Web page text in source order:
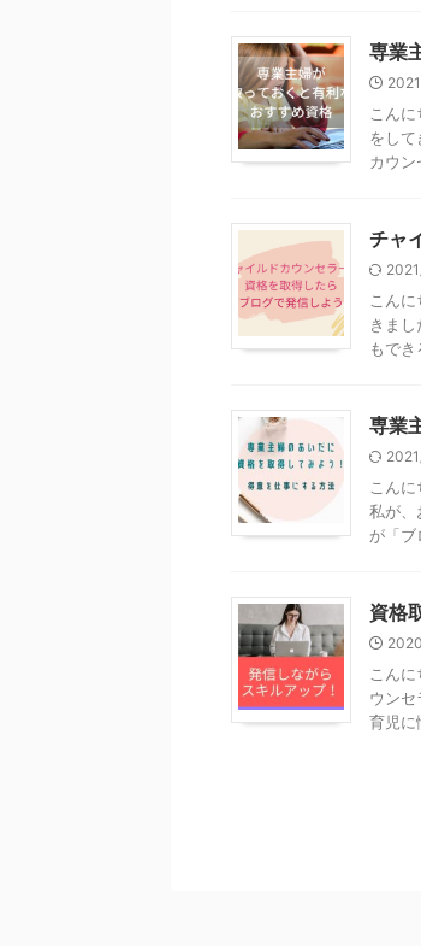
専業
こん
をし
カウ
チャ
こん
きま
もで
専業
こん
私が、
が「
資格
こん
ウン
育児に